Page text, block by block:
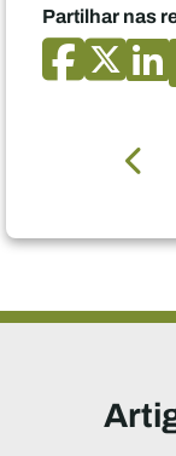
Partilhar nas